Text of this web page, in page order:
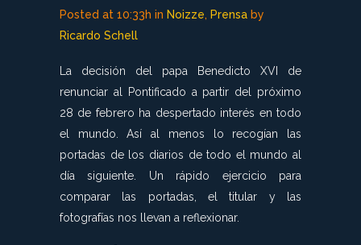
Posted at 10:33h in Noizze, Prensa by
Ricardo Schell
La decisión del papa Benedicto XVI de
renunciar al Pontificado a partir del próximo
28 de febrero ha despertado interés en todo
el mundo. Así al menos lo recogían las
portadas de los diarios de todo el mundo al
día siguiente. Un rápido ejercicio para
comparar las portadas, el titular y las
fotografías nos llevan a reflexionar.